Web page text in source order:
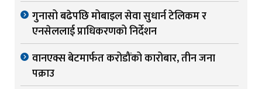
गुनासो बढेपछि मोबाइल सेवा सुधार्न टेलिकम र
एनसेललाई प्राधिकरणको निर्देशन
वानएक्स बेटमार्फत करोडौंको कारोबार, तीन जना
पक्राउ